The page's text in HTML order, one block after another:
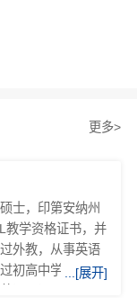
更多>
士，印第安纳州
教学资格证书，并
外教，从事英语
初高中学生，也
...[展开]